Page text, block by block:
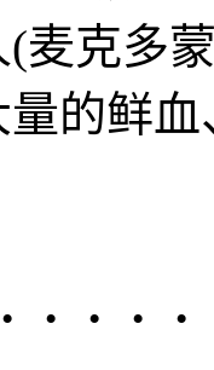
麦克多
的鲜血
· · · ·